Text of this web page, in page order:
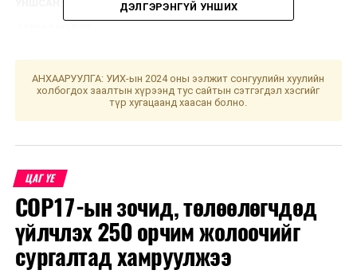
Улаанбаатарт өдөртөө 11 хэм дулаан
ДЭЛГЭРЭНГҮЙ УНШИХ
АНХААРУУЛГА: УИХ-ын 2024 оны ээлжит сонгуулийн хуулийн
холбогдох заалтын хүрээнд тус сайтын сэтгэгдэл хэсгийг
түр хугацаанд хаасан болно.
ЦАГ ҮЕ
COP17-ын зочид, төлөөлөгчдөд
үйлчлэх 250 орчим жолоочийг
сургалтад хамруулжээ